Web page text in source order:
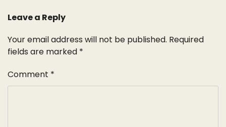
Leave a Reply
Your email address will not be published. Required
fields are marked *
Comment *